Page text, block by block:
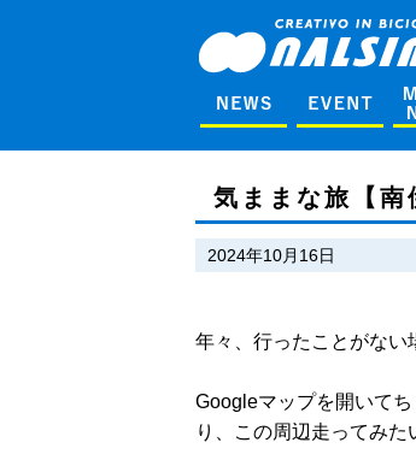
気ままな旅【南
2024年10月16日
年々、行ったことがない
Googleマップを開いて
り、この周辺走ってみた